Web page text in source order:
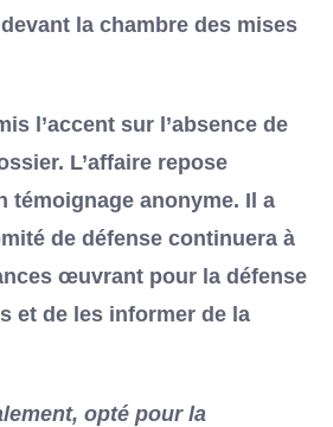
la chambre des mises
l’accent sur l’absence de
L’affaire repose
témoignage anonyme. Il a
de défense continuera à
œuvrant pour la défense
et de les informer de la
opté pour la